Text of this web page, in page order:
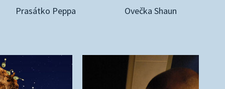
Prasátko Peppa Ovečka Shaun